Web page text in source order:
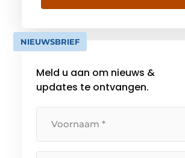
productivity and reducing errors
partner with companies, we do
so for the long term. We’re
opportunities where […]
NIEUWSBRIEF
Meld u aan om nieuws &
updates te ontvangen.